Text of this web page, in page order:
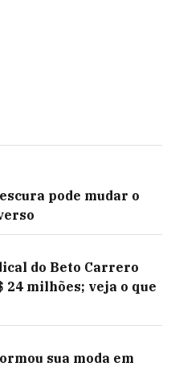
pode mudar o
do Beto Carrero
24 milhões; veja o que
sua moda em